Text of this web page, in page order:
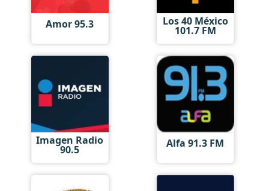
Amor 95.3 Los 40 México
101.7 FM
Imagen Radio
90.5 Alfa 91.3 FM